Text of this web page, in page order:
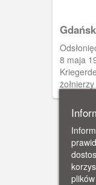
Gdańsk,
Targu
8 maja 1904